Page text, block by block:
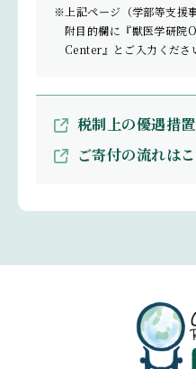
※上記ページ（学部等支援
附目的欄に『獣医学研
Center』とご入力くださ
税制上の優遇措
ご寄付の流れは